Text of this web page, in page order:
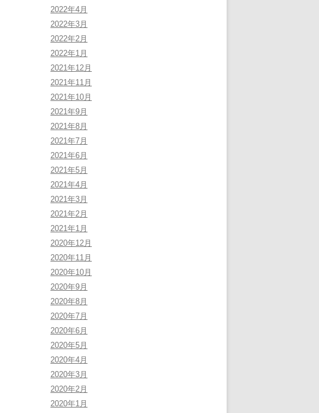
2022年4月
2022年3月
2022年2月
2022年1月
2021年12月
2021年11月
2021年10月
2021年9月
2021年8月
2021年7月
2021年6月
2021年5月
2021年4月
2021年3月
2021年2月
2021年1月
2020年12月
2020年11月
2020年10月
2020年9月
2020年8月
2020年7月
2020年6月
2020年5月
2020年4月
2020年3月
2020年2月
2020年1月